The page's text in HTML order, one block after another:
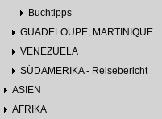
Buchtipps
GUADELOUPE, MARTINIQUE
VENEZUELA
SÜDAMERIKA - Reisebericht
ASIEN
AFRIKA